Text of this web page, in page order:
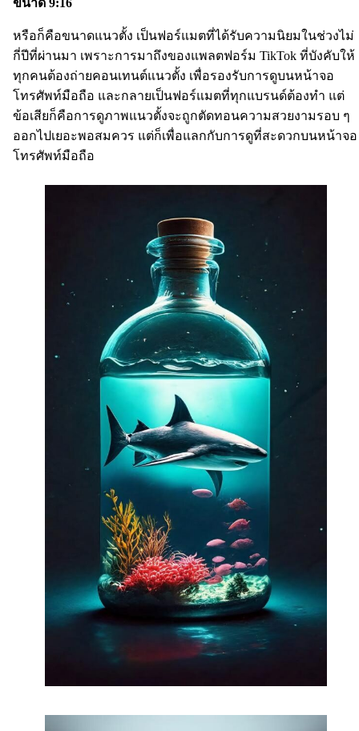
ขนาด 9:16
หรือก็คือขนาดแนวตั้ง เป็นฟอร์แมตที่ได้รับความนิยมในช่วงไม่
กี่ปีที่ผ่านมา เพราะการมาถึงของแพลตฟอร์ม TikTok ที่บังคับให้
ทุกคนต้องถ่ายคอนเทนต์แนวตั้ง เพื่อรองรับการดูบนหน้าจอ
โทรศัพท์มือถือ และกลายเป็นฟอร์แมตที่ทุกแบรนด์ต้องทำ แต่
ข้อเสียก็คือการดูภาพแนวตั้งจะถูกตัดทอนความสวยงามรอบ ๆ
ออกไปเยอะพอสมควร แต่ก็เพื่อแลกกับการดูที่สะดวกบนหน้าจอ
โทรศัพท์มือถือ